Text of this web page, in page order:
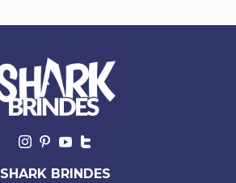
SHARK BRINDES